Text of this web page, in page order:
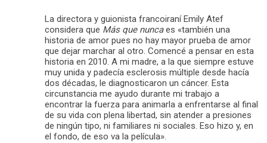
La directora y guionista francoiraní Emily Atef
considera que Más que nuncaes «también una
historia de amor pues no hay mayor prueba de amor
que dejar marchar al otro. Comencé a pensar en esta
historia en 2010. A mi madre, a la que siempre estuve
muy unida y padecía esclerosis múltiple desde hacía
dos décadas, le diagnosticaron un cáncer. Esta
circunstancia me ayudo durante mi trabajo a
encontrar la fuerza para animarla a enfrentarse al final
de su vida con plena libertad, sin atender a presiones
de ningún tipo, ni familiares ni sociales. Eso hizo y, en
el fondo, de eso va la película».